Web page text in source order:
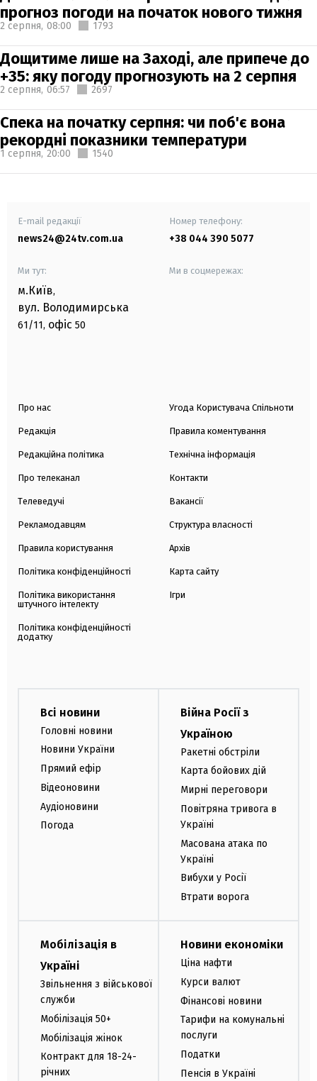
прогноз погоди на початок нового тижня
2 серпня, 08:00 1793
Дощитиме лише на Заході, але припече до
+35: яку погоду прогнозують на 2 серпня
2 серпня, 06:57 2697
Спека на початку серпня: чи поб'є вона
рекордні показники температури
1 серпня, 20:00 1540
E-mail редакції
news24@24tv.com.ua
Номер телефону:
+38 044 390 5077
Ми тут:
м.Київ,
вул. Володимирська
61/11, офіс 50
Ми в соцмережах:
Про нас
Редакція
Редакційна політика
Про телеканал
Телеведучі
Рекламодавцям
Правила користування
Політика конфіденційності
Політика використання
штучного інтелекту
Політика конфіденційності
додатку
Угода Користувача Спільноти
Правила коментування
Технічна інформація
Контакти
Вакансії
Структура власності
Архів
Карта сайту
Ігри
Всі новини
Головні новини
Новини України
Прямий ефір
Відеоновини
Аудіоновини
Погода
Війна Росії з
Україною
Ракетні обстріли
Карта бойових дій
Мирні переговори
Повітряна тривога в
Україні
Масована атака по
Україні
Вибухи у Росії
Втрати ворога
Мобілізація в
Україні
Звільнення з військової
служби
Мобілізація 50+
Мобілізація жінок
Контракт для 18-24-
річних
Новини економіки
Ціна нафти
Курси валют
Фінансові новини
Тарифи на комунальні
послуги
Податки
Пенсія в Україні